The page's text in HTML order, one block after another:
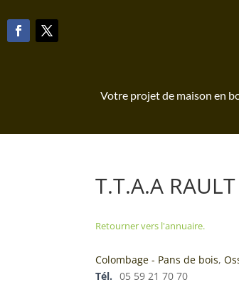
Votre projet de maison en
T.T.A.A
Retourner vers l'annuaire.
Colombage - Pans de bois,
Tél.
05 59 21 70 70